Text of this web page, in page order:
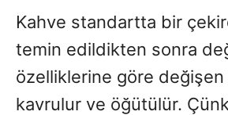
Kahve standartta bir
temin edildikten sonra
özelliklerine göre
kavrulur ve öğütülür.